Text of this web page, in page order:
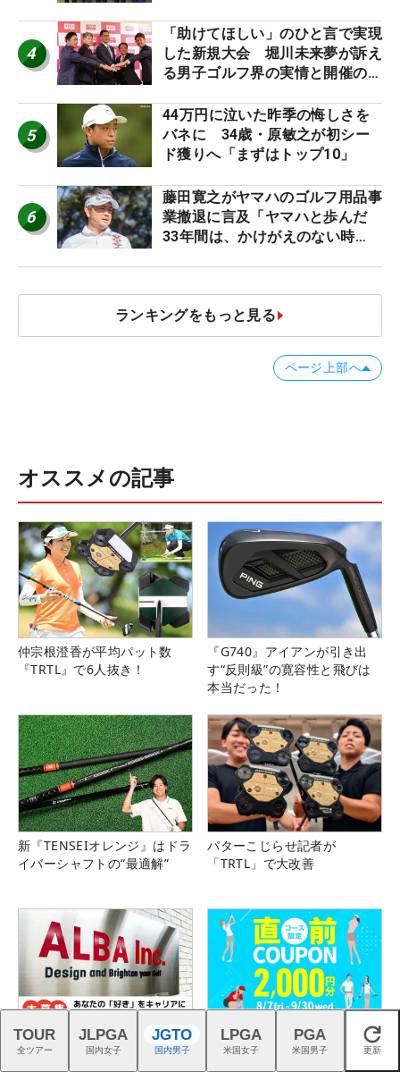
4
「助けてほしい」のひと言で実現
した新規大会 堀川未来夢が訴え
る男子ゴルフ界の実情と開催の舞
5
44万円に泣いた昨季の悔しさを
バネに 34歳・原敏之が初シー
ド獲りへ「まずはトップ10」
6
藤田寛之がヤマハのゴルフ用品事
業撤退に言及「ヤマハと歩んだ
33年間は、かけがえのない時
ランキングをもっと見る
ページ上部へ
オススメの記事
仲宗根澄香が平均パット数
『TRTL』で6人抜き！
『G740』アイアンが引き出
す“反則級”の寛容性と飛びは
本当だった！
新『TENSEIオレンジ』はドラ
イバーシャフトの“最適解”
パターこじらせ記者が
「TRTL」で大改善
ゴルフの熱狂を、つくる仕
事。｜スタッフ募集中
8-9月のプレーに2回使える！
コース限定2,000円クーポン
閉じる
TOUR
全ツアー
JLPGA
国内女子
JGTO
国内男子
LPGA
米国女子
PGA
米国男子 更新